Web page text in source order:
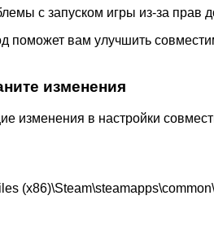
с запуском игры из-за прав
поможет вам улучшить
изменения
изменения в настройки